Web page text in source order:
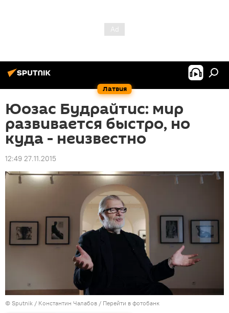
Латвия
Юозас Будрайтис: мир
развивается быстро, но
куда - неизвестно
12:49 27.11.2015
© Sputnik / Константин Чалабов / Перейти в фотобанк